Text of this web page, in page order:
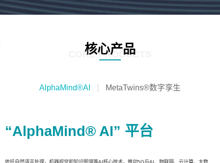
核心产品
CORE PRODUCTS
AlphaMind®AI MetaTwins®数字孪生
“AlphaMind® AI” 平台
依托自然语言处理，机器视觉和知识图谱等AI核心技术，推动5G与AI、物联网、云计算、大数